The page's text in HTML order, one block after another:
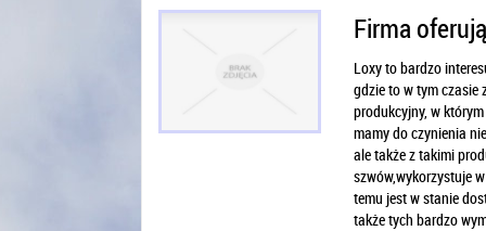
Firma
Loxy to bardzo
gdzie to w tym czasie
produkcyjny, w
mamy do czynienia
ale także z takimi
szwów,wykorzystuje
temu jest w stanie
także tych bardzo